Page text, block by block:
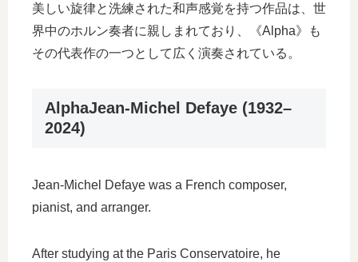
美しい旋律と洗練された和声感覚を持つ作品は、世
界中のホルン奏者に親しまれており、《Alpha》も
その代表作の一つとして広く演奏されている。
AlphaJean-Michel Defaye (1932–
2024)
Jean-Michel Defaye was a French composer,
pianist, and arranger.
After studying at the Paris Conservatoire, he